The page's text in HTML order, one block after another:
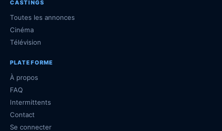
CASTINGS
Toutes les annonces
Cinéma
Télévision
PLATEFORME
À propos
FAQ
Intermittents
Contact
Se connecter